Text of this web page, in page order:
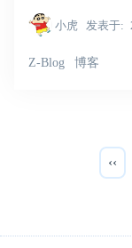
小虎 发表于
Z-Blog 博客
‹‹